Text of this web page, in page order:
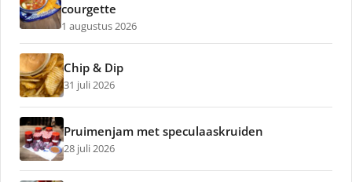
courgette
1 augustus 2026
Chip & Dip
31 juli 2026
Pruimenjam met speculaaskruiden
28 juli 2026